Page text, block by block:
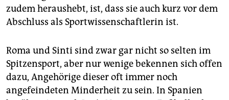
zudem heraushebt, ist, dass sie auch kurz vor dem
Abschluss als Sportwissenschaftlerin ist.
Roma und Sinti sind zwar gar nicht so selten im
Spitzensport, aber nur wenige bekennen sich offen
dazu, Angehörige dieser oft immer noch
angefeindeten Minderheit zu sein. In Spanien